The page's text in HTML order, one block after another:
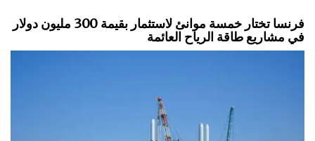
فرنسا تختار خمسة موانئ لاستثمار بقيمة 300 مليون دولار
في مشاريع طاقة الرياح العائمة